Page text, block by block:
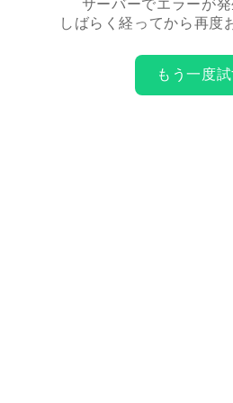
サーバーでエラーが発
しばらく経ってから再度
もう一度試